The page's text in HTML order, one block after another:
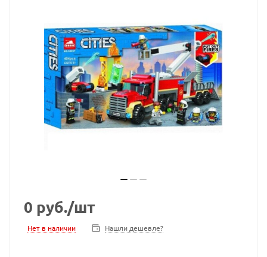
0 руб./шт
Нет в наличии Нашли дешевле?